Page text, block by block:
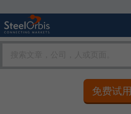
免费试用